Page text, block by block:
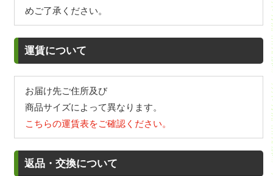
めご了承ください。
運賃について
お届け先ご住所及び
商品サイズによって異なります。
こちらの運賃表をご確認ください。
返品・交換について